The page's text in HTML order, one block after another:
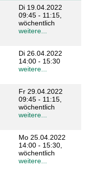
Di 19.04.2022
09:45 - 11:15,
wöchentlich
weitere...
Di 26.04.2022
14:00 - 15:30
weitere...
Fr 29.04.2022
09:45 - 11:15,
wöchentlich
weitere...
Mo 25.04.2022
14:00 - 15:30,
wöchentlich
weitere...